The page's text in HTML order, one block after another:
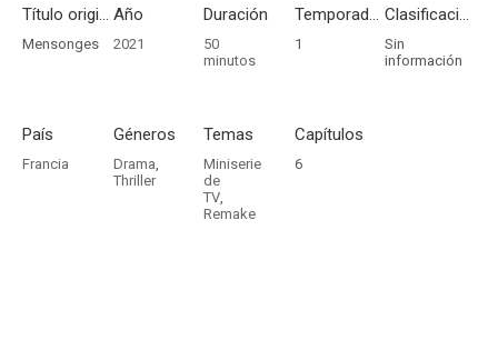
Título original
Mensonges
Año
2021
Duración
50
minutos
Temporadas
1
Clasificación por edades
Sin
información
País
Francia
Géneros
Drama,
Thriller
Temas
Miniserie
de
TV,
Remake
Capítulos
6